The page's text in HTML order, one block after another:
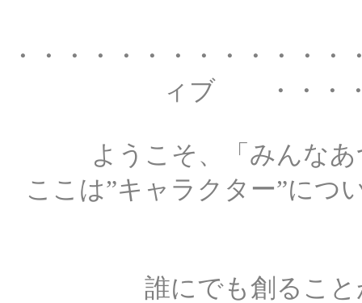
・・・・・・・・・・・
ィブ ・・・・
ようこそ、「みんな
ここは”キャラクター”につ
誰にでも創るこ